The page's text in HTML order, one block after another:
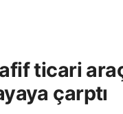
ticari
çarptı